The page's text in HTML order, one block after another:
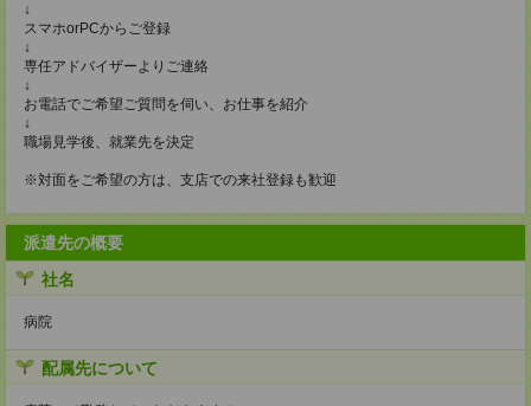
↓
スマホorPCからご登録
↓
専任アドバイザーよりご連絡
↓
お電話でご希望ご質問を伺い、お仕事を紹介
↓
職場見学後、就業先を決定
※対面をご希望の方は、支店での来社登録も歓迎
派遣先の概要
社名
病院
配属先について